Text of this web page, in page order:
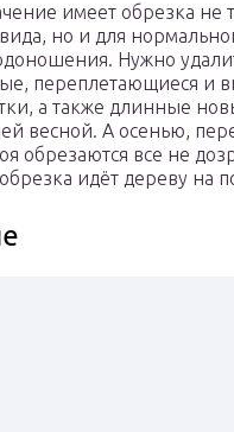
имеет обрезка не
но и для
Нужно
переплетающиеся и
а также длинные
весной. А осенью,
обрезаются все не
идёт дереву на